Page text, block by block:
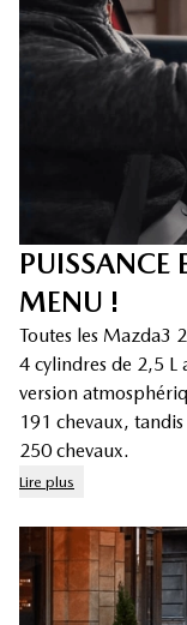
PUISSANCE
MENU !
Toutes les Mazda3
4 cylindres de 2,5 L
version
191 chevaux,
250 chevaux.
Lire plus